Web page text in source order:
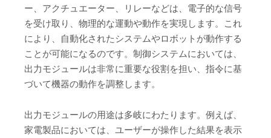
ー、アクチュエーター、リレーなどは、電子的な信号
を受け取り、物理的な運動や動作を実現します。これ
により、自動化されたシステムやロボットが動作する
ことが可能になるのです。制御システムにおいては、
出力モジュールは非常に重要な役割を担い、指令に基
づいて機器の動作を調整します。
出力モジュールの用途は多岐にわたります。例えば、
家電製品においては、ユーザーが操作した結果を表示